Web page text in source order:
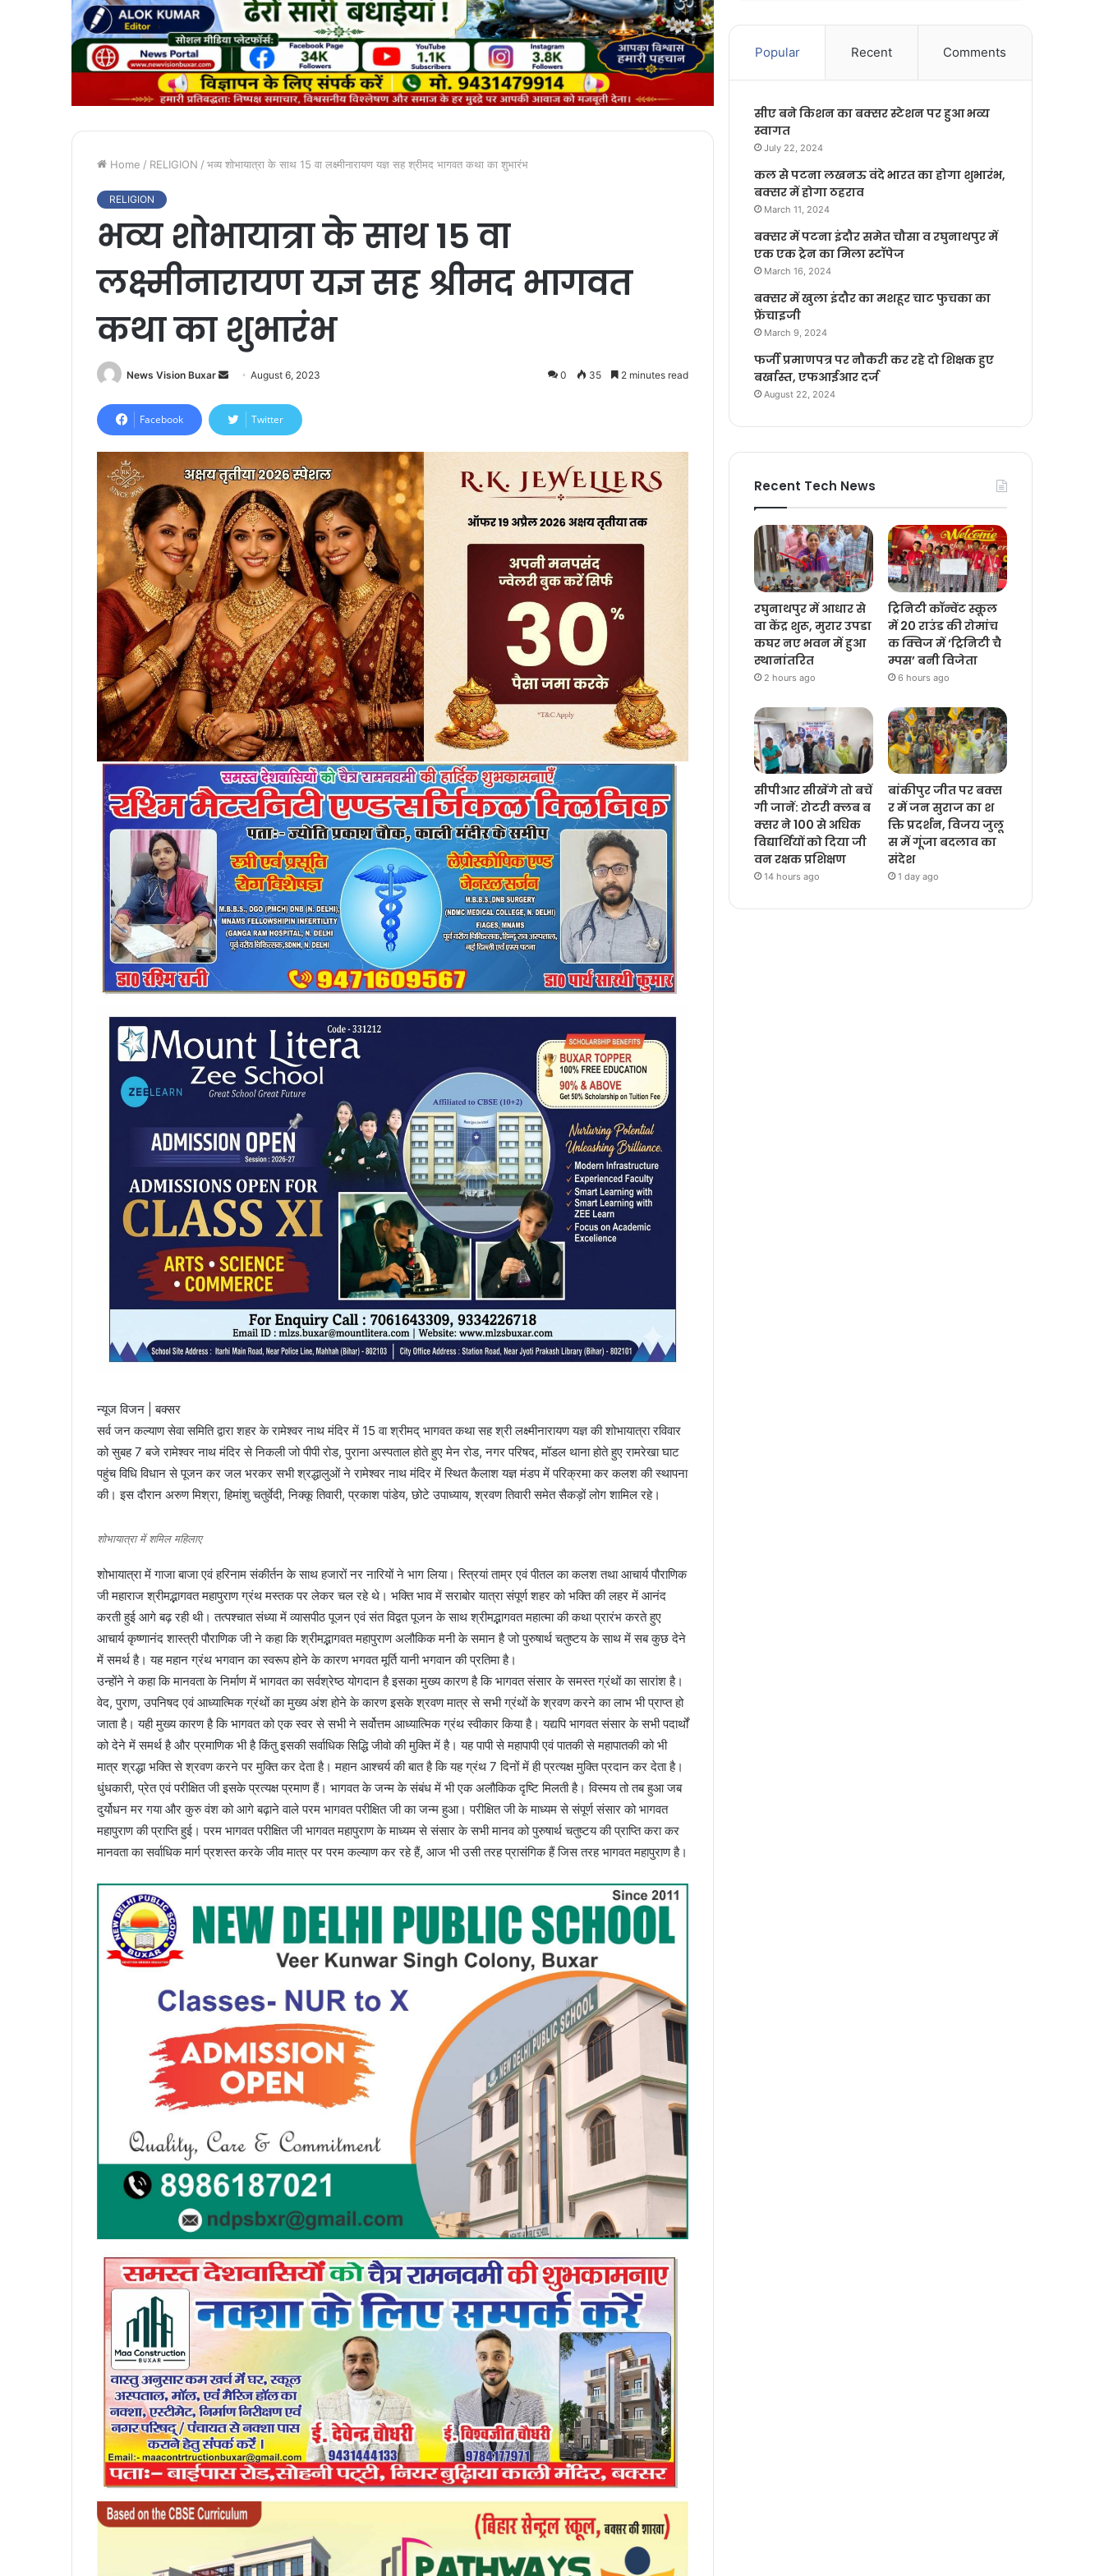
Home / RELIGION / भव्य शोभायात्रा के साथ 15 वा लक्ष्मीनारायण यज्ञ सह श्रीमद भागवत कथा का शुभारंभ
RELIGION
भव्य शोभायात्रा के साथ 15 वा
लक्ष्मीनारायण यज्ञ सह श्रीमद भागवत
कथा का शुभारंभ
News Vision Buxar
n
d
a
n
e
m
a
i
l
August 6, 2023 0 35 2 minutes read
Facebook Twitter
न्यूज विजन | बक्सर
सर्व जन कल्याण सेवा समिति द्वारा शहर के रामेश्वर नाथ मंदिर में 15 वा श्रीमद् भागवत कथा सह श्री लक्ष्मीनारायण यज्ञ की शोभायात्रा रविवार
को सुबह 7 बजे रामेश्वर नाथ मंदिर से निकली जो पीपी रोड, पुराना अस्पताल होते हुए मेन रोड, नगर परिषद, मॉडल थाना होते हुए रामरेखा घाट
पहुंच विधि विधान से पूजन कर जल भरकर सभी श्रद्धालुओं ने रामेश्वर नाथ मंदिर में स्थित कैलाश यज्ञ मंडप में परिक्रमा कर कलश की स्थापना
की। इस दौरान अरुण मिश्रा, हिमांशु चतुर्वेदी, निक्कू तिवारी, प्रकाश पांडेय, छोटे उपाध्याय, श्रवण तिवारी समेत सैकड़ों लोग शामिल रहे।
शोभायात्रा में शमिल महिलाए
शोभायात्रा में गाजा बाजा एवं हरिनाम संकीर्तन के साथ हजारों नर नारियों ने भाग लिया। स्त्रियां ताम्र एवं पीतल का कलश तथा आचार्य पौराणिक
जी महाराज श्रीमद्भागवत महापुराण ग्रंथ मस्तक पर लेकर चल रहे थे। भक्ति भाव में सराबोर यात्रा संपूर्ण शहर को भक्ति की लहर में आनंद
करती हुई आगे बढ़ रही थी। तत्पश्चात संध्या में व्यासपीठ पूजन एवं संत विद्वत पूजन के साथ श्रीमद्भागवत महात्मा की कथा प्रारंभ करते हुए
आचार्य कृष्णानंद शास्त्री पौराणिक जी ने कहा कि श्रीमद्भागवत महापुराण अलौकिक मनी के समान है जो पुरुषार्थ चतुष्टय के साथ में सब कुछ देने
में समर्थ है। यह महान ग्रंथ भगवान का स्वरूप होने के कारण भगवत मूर्ति यानी भगवान की प्रतिमा है।
उन्होंने ने कहा कि मानवता के निर्माण में भागवत का सर्वश्रेष्ठ योगदान है इसका मुख्य कारण है कि भागवत संसार के समस्त ग्रंथों का सारांश है।
वेद, पुराण, उपनिषद एवं आध्यात्मिक ग्रंथों का मुख्य अंश होने के कारण इसके श्रवण मात्र से सभी ग्रंथों के श्रवण करने का लाभ भी प्राप्त हो
जाता है। यही मुख्य कारण है कि भागवत को एक स्वर से सभी ने सर्वोत्तम आध्यात्मिक ग्रंथ स्वीकार किया है। यद्यपि भागवत संसार के सभी पदार्थों
को देने में समर्थ है और प्रमाणिक भी है किंतु इसकी सर्वाधिक सिद्धि जीवो की मुक्ति में है। यह पापी से महापापी एवं पातकी से महापातकी को भी
मात्र श्रद्धा भक्ति से श्रवण करने पर मुक्ति कर देता है। महान आश्चर्य की बात है कि यह ग्रंथ 7 दिनों में ही प्रत्यक्ष मुक्ति प्रदान कर देता है।
धुंधकारी, प्रेत एवं परीक्षित जी इसके प्रत्यक्ष प्रमाण हैं। भागवत के जन्म के संबंध में भी एक अलौकिक दृष्टि मिलती है। विस्मय तो तब हुआ जब
दुर्योधन मर गया और कुरु वंश को आगे बढ़ाने वाले परम भागवत परीक्षित जी का जन्म हुआ। परीक्षित जी के माध्यम से संपूर्ण संसार को भागवत
महापुराण की प्राप्ति हुई। परम भागवत परीक्षित जी भागवत महापुराण के माध्यम से संसार के सभी मानव को पुरुषार्थ चतुष्टय की प्राप्ति करा कर
मानवता का सर्वाधिक मार्ग प्रशस्त करके जीव मात्र पर परम कल्याण कर रहे हैं, आज भी उसी तरह प्रासंगिक हैं जिस तरह भागवत महापुराण है।
Popular Recent Comments
सीए बने किशन का बक्सर स्टेशन पर हुआ भव्य
स्वागत
July 22, 2024
कल से पटना लखनऊ वंदे भारत का होगा शुभारंभ,
बक्सर में होगा ठहराव
March 11, 2024
बक्सर में पटना इंदौर समेत चौसा व रघुनाथपुर में
एक एक ट्रेन का मिला स्टॉपेज
March 16, 2024
बक्सर में खुला इंदौर का मशहूर चाट फुचका का
फ्रेंचाइजी
March 9, 2024
फर्जी प्रमाणपत्र पर नौकरी कर रहे दो शिक्षक हुए
बर्खास्त, एफआईआर दर्ज
August 22, 2024
Recent Tech News
रघुनाथपुर में आधार से
वा केंद्र शुरू, मुरार उपडा
कघर नए भवन में हुआ
स्थानांतरित
2 hours ago
ट्रिनिटी कॉन्वेंट स्कूल
में 20 राउंड की रोमांच
क क्विज में ‘ट्रिनिटी चै
म्पस’ बनी विजेता
6 hours ago
सीपीआर सीखेंगे तो बचें
गी जानें: रोटरी क्लब ब
क्सर ने 100 से अधिक
विद्यार्थियों को दिया जी
वन रक्षक प्रशिक्षण
14 hours ago
बांकीपुर जीत पर बक्स
र में जन सुराज का श
क्ति प्रदर्शन, विजय जुलू
स में गूंजा बदलाव का
संदेश
1 day ago